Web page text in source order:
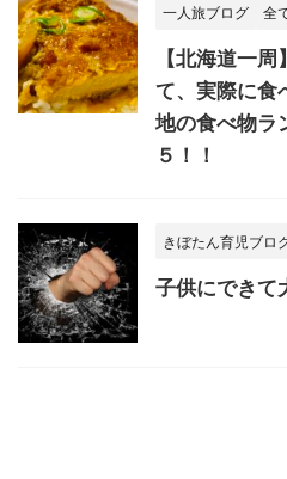
一人旅ブログ 全
【北海道一
て、実際に食
地の食べ物ラ
５！！
きぼたん育児ブロ
子供にできて